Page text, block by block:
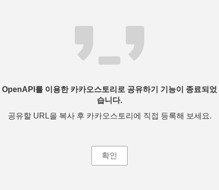
OpenAPI를 이용한 카카오스토리로 공유하기 기능이 종료되었
습니다.
공유할 URL을 복사 후 카카오스토리에 직접 등록해 보세요.
확인